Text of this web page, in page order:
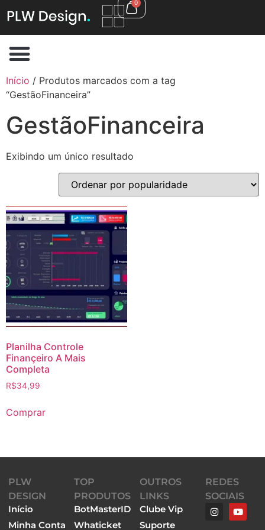
0
Início / Produtos marcados com a tag
“GestãoFinanceira”
GestãoFinanceira
Exibindo um único resultado
Planilha Controle
Finançeiro A Mais
Completa
R$34,99
Comprar
PLW
DESIGN
Início
Minha Conta
TOP
PRODUTOS
BotMasterID
Whaticket
OUTROS
LINKS
Clube Vip
Suporte
REDES
SOCIAIS